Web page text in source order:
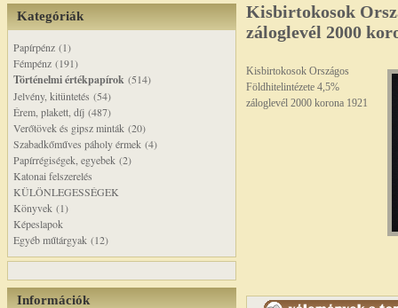
Kategóriák
Papírpénz (1)
Fémpénz (191)
Történelmi értékpapírok (514)
Jelvény, kitüntetés (54)
Érem, plakett, díj (487)
Verőtövek és gipsz minták (20)
Szabadkőműves páholy érmek (4)
Papírrégiségek, egyebek (2)
Katonai felszerelés
KÜLÖNLEGESSÉGEK
Könyvek (1)
Képeslapok
Egyéb műtárgyak (12)
Információk
Kisbirtokosok
záloglevél 2000
Kisbirtokosok Országos
Földhitelintézete 4,5%
záloglevél 2000 korona 1921